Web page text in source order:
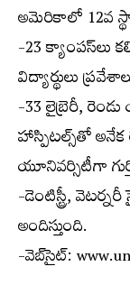
అమెరికాలో 12వ
-23 క్యాంపస్‌లు
విద్యార్థులు
-33 లైబ్రెరీ,
హాస్పిటల్స్‌తో అనేక
యూనివర్సిటీగా
-డెంటిస్ట్రీ, వెటర్నరీ
అందిస్తుంది.
-వెబ్‌సైట్: